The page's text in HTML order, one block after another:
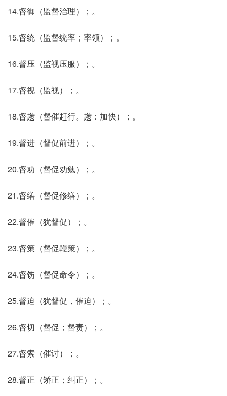
14.督御（监督治理）；。
15.督统（监督统率；率领）；。
16.督压（监视压服）；。
17.督视（监视）；。
18.督趱（督催赶行。趱：加快）；。
19.督进（督促前进）；。
20.督劝（督促劝勉）；。
21.督缮（督促修缮）；。
22.督催（犹督促）；。
23.督策（督促鞭策）；。
24.督饬（督促命令）；。
25.督迫（犹督促，催迫）；。
26.督切（督促；督责）；。
27.督索（催讨）；。
28.督正（矫正；纠正）；。